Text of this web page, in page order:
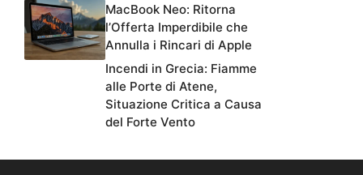
MacBook Neo: Ritorna
l’Offerta Imperdibile che
Annulla i Rincari di Apple
Incendi in Grecia: Fiamme
alle Porte di Atene,
Situazione Critica a Causa
del Forte Vento